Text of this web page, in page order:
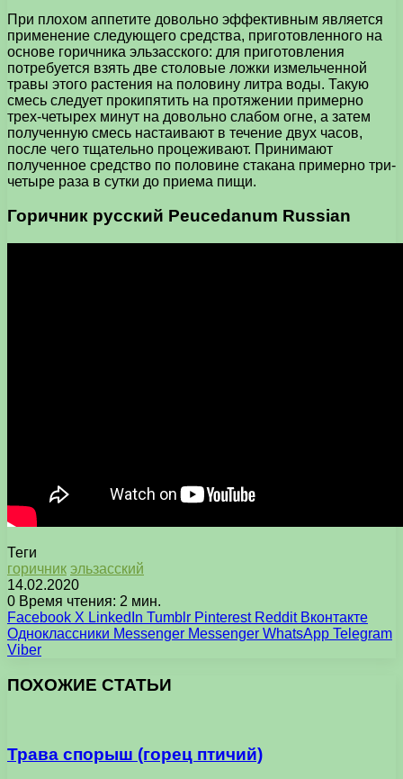
При плохом аппетите довольно эффективным является
применение следующего средства, приготовленного на
основе горичника эльзасского: для приготовления
потребуется взять две столовые ложки измельченной
травы этого растения на половину литра воды. Такую
смесь следует прокипятить на протяжении примерно
трех-четырех минут на довольно слабом огне, а затем
полученную смесь настаивают в течение двух часов,
после чего тщательно процеживают. Принимают
полученное средство по половине стакана примерно три-
четыре раза в сутки до приема пищи.
Горичник русский Peucedanum Russian
Теги
горичник эльзасский
14.02.2020
0 Время чтения: 2 мин.
Facebook X LinkedIn Tumblr Pinterest Reddit Вконтакте
Одноклассники Messenger Messenger WhatsApp Telegram
Viber
ПОХОЖИЕ СТАТЬИ
Трава спорыш (горец птичий)